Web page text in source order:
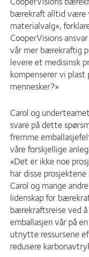
bærekraft alltid være
materialvalg»,
CooperVisions
vår mer bærekraftig
levere et medisinsk
kompenserer vi
mennesker?»
Carol og
svare på dette
fremme
våre forskjellige
«Det er ikke noe
har disse
Carol og mange
lidenskap for
bærekraftsreise ved
emballasjen vår på
utnytte ressursene
redusere